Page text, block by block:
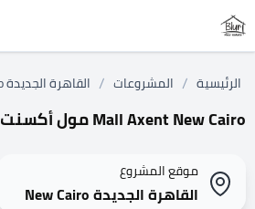
الرئيسية / المشروعات / القاهرة الجديدة New Cairo
Mall Axent New Cairo مول أكسنت القاهرة الجديدة
موقع المشروع
القاهرة الجديدة New Cairo